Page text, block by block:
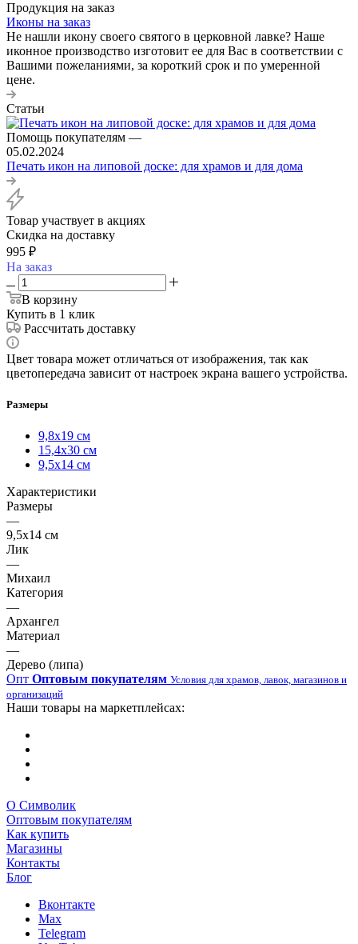
Продукция на заказ
Иконы на заказ
Не нашли икону своего святого в церковной лавке? Наше
иконное производство изготовит ее для Вас в соответствии с
Вашими пожеланиями, за короткий срок и по умеренной
цене.
Статьи
Помощь покупателям —
05.02.2024
Печать икон на липовой доске: для храмов и для дома
Товар участвует в акциях
Скидка на доставку
995 ₽
На заказ
В корзину
Купить в 1 клик
Рассчитать доставку
Цвет товара может отличаться от изображения, так как
цветопередача зависит от настроек экрана вашего устройства.
Размеры
9,8х19 см
15,4х30 см
9,5х14 см
Характеристики
Размеры
—
9,5х14 см
Лик
—
Михаил
Категория
—
Архангел
Материал
—
Дерево (липа)
Опт Оптовым покупателям Условия для храмов, лавок, магазинов и
организаций
Наши товары на маркетплейсах:
О Символик
Оптовым покупателям
Как купить
Магазины
Контакты
Блог
Вконтакте
Max
Telegram